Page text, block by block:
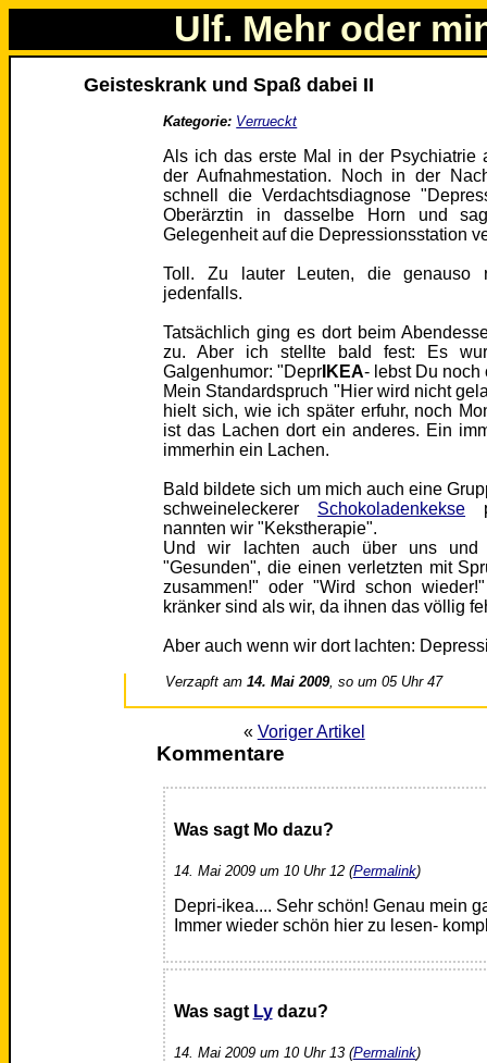
Ulf. Mehr oder
Geisteskrank und Spaß dabei II
Kategorie: Verrueckt
Als ich das erste Mal in der Psychiatrie
der Aufnahmestation. Noch in der
schnell die Verdachtsdiagnose
Oberärztin in dasselbe Horn und
Gelegenheit auf die Depressionsstation
Toll. Zu lauter Leuten, die genauso
jedenfalls.
Tatsächlich ging es dort beim
zu. Aber ich stellte bald fest: Es
Galgenhumor: "Depr IKEA- lebst Du noch
Mein Standardspruch "Hier wird nicht
hielt sich, wie ich später erfuhr, noch
ist das Lachen dort ein anderes. Ein
immerhin ein Lachen.
Bald bildete sich um mich auch eine
schweineleckerer Schokoladenkekse
nannten wir "Kekstherapie".
Und wir lachten auch über uns und
"Gesunden", die einen verletzten mit
zusammen!" oder "Wird schon
kränker sind als wir, da ihnen das völlig
Aber auch wenn wir dort lachten:
Verzapft am14. Mai 2009, so um 05 Uhr 47
« Voriger Artikel
Kommentare
Was sagt Mo dazu?
14. Mai 2009 um 10 Uhr 12 (Permalink)
Depri-ikea.... Sehr schön! Genau mein
Immer wieder schön hier zu lesen-
Was sagt Lydazu?
14. Mai 2009 um 10 Uhr 13 (Permalink)